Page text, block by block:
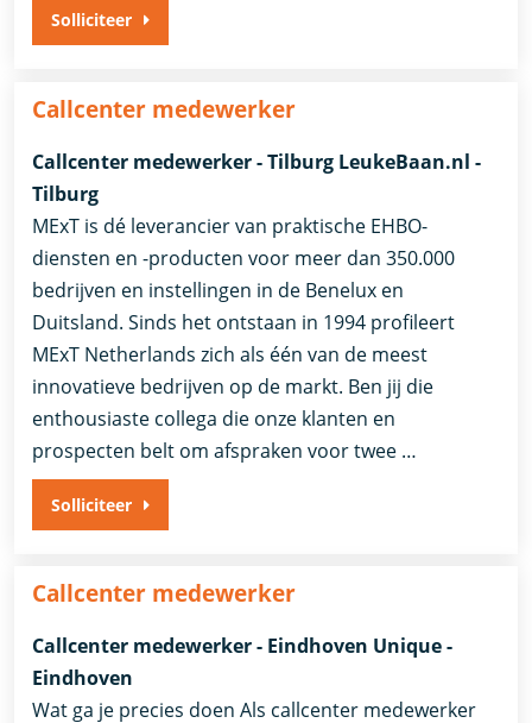
Solliciteer
Callcenter medewerker
Callcenter medewerker - Tilburg LeukeBaan.nl -
Tilburg
MExT is dé leverancier van praktische EHBO-
diensten en -producten voor meer dan 350.000
bedrijven en instellingen in de Benelux en
Duitsland. Sinds het ontstaan in 1994 profileert
MExT Netherlands zich als één van de meest
innovatieve bedrijven op de markt. Ben jij die
enthousiaste collega die onze klanten en
prospecten belt om afspraken voor twee …
Solliciteer
Callcenter medewerker
Callcenter medewerker - Eindhoven Unique -
Eindhoven
Wat ga je precies doen Als callcenter medewerker